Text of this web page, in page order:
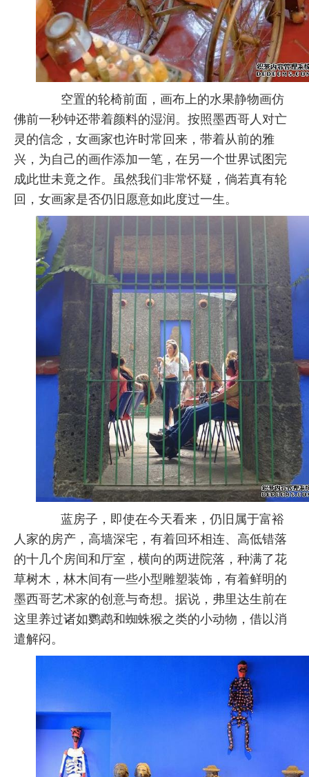
空置的轮椅前面，画布上的水果静物画仿
佛前一秒钟还带着颜料的湿润。按照墨西哥人对亡
灵的信念，女画家也许时常回来，带着从前的雅
兴，为自己的画作添加一笔，在另一个世界试图完
成此世未竟之作。虽然我们非常怀疑，倘若真有轮
回，女画家是否仍旧愿意如此度过一生。
蓝房子，即使在今天看来，仍旧属于富裕
人家的房产，高墙深宅，有着回环相连、高低错落
的十几个房间和厅室，横向的两进院落，种满了花
草树木，林木间有一些小型雕塑装饰，有着鲜明的
墨西哥艺术家的创意与奇想。据说，弗里达生前在
这里养过诸如鹦鹉和蜘蛛猴之类的小动物，借以消
遣解闷。